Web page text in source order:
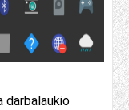
darbalaukio